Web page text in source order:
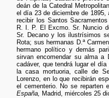
deán de la Catedral
el día 23 de diciembre de
recibir los Santos
R. I. P. El Excmo. Sr. Nuncio
Sr. Decano y los ilustrísimos
Rota; sus hermanas D.ª
hermano político y demás
sirvan encomendar su alma a
cadáver, que tendrá lugar el
la casa mortuoria, calle de
Lorenzo, en lo que recibirán
el cementerio. No se reparten
España, Madrid, miércoles 25